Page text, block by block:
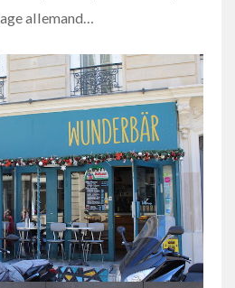
allemand…